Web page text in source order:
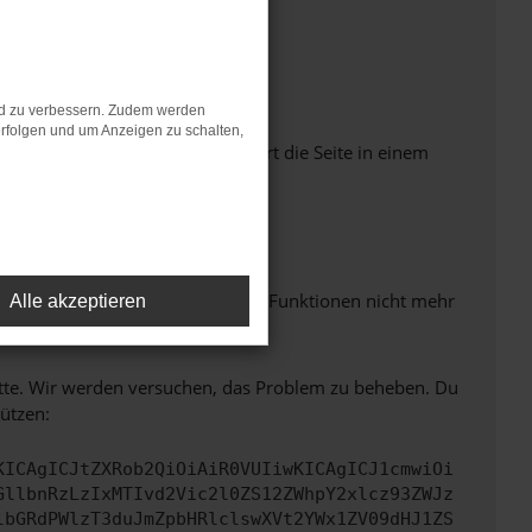
Seiten verhindern. Funktioniert die Seite in einem
neuesten Stand sind.
dazu führen, dass bestimmte Funktionen nicht mehr
Wir werden versuchen, das Problem zu beheben. Du
zu verbessern. Zudem werden
und um Anzeigen zu schalten,
Alle akzeptieren